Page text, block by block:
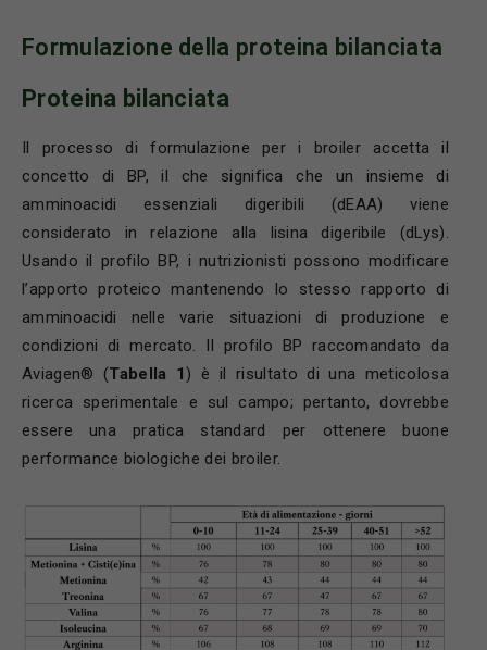
Formulazione della proteina bilanciata
Proteina bilanciata
Il processo di formulazione per i broiler accetta il
concetto di BP, il che significa che un insieme di
amminoacidi essenziali digeribili (dEAA) viene
considerato in relazione alla lisina digeribile (dLys).
Usando il profilo BP, i nutrizionisti possono modificare
l’apporto proteico mantenendo lo stesso rapporto di
amminoacidi nelle varie situazioni di produzione e
condizioni di mercato. Il profilo BP raccomandato da
Aviagen® (Tabella 1) è il risultato di una meticolosa
ricerca sperimentale e sul campo; pertanto, dovrebbe
essere una pratica standard per ottenere buone
performance biologiche dei broiler.